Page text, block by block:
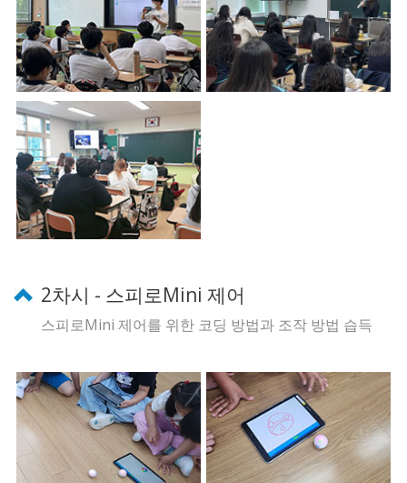
2차시 - 스피로Mini 제어
스피로Mini 제어를 위한 코딩 방법과 조작 방법 습득